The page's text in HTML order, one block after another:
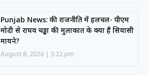
Punjab News: की राजनीति में हलचल- पीएम
मोदी से राघव चड्ढा की मुलाकात के क्या हैं सियासी
मायने?
August 8, 2026 3:22 pm